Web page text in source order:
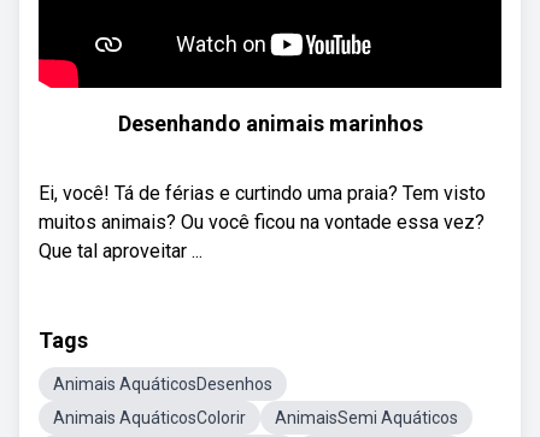
Desenhando animais marinhos
Ei, você! Tá de férias e curtindo uma praia? Tem visto
muitos animais? Ou você ficou na vontade essa vez?
Que tal aproveitar ...
Tags
Animais AquáticosDesenhos
Animais AquáticosColorir
AnimaisSemi Aquáticos